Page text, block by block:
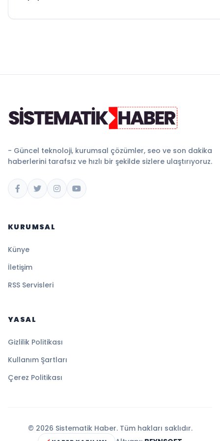
- Güncel teknoloji, kurumsal çözümler, seo ve son dakika
haberlerini tarafsız ve hızlı bir şekilde sizlere ulaştırıyoruz.
KURUMSAL
Künye
İletişim
RSS Servisleri
YASAL
Gizlilik Politikası
Kullanım Şartları
Çerez Politikası
© 2026 Sistematik Haber. Tüm hakları saklıdır.